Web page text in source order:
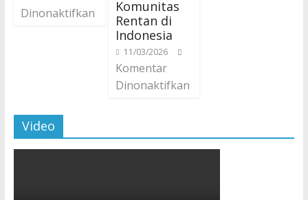
Dinonaktifkan
Komunitas
Rentan di
Indonesia
11/03/2026
Komentar
Dinonaktifkan
Video